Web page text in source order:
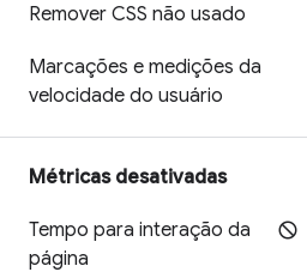
Remover CSS não usado
Marcações e medições da
velocidade do usuário
Métricas desativadas
Tempo para interação da
página